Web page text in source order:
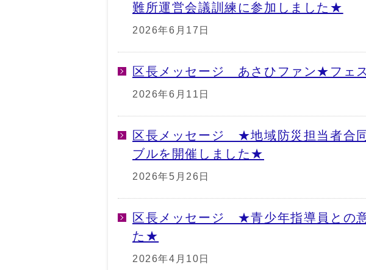
難所運営会議訓練に参加しました★
2026年6月17日
区長メッセージ あさひファン★フェ
2026年6月11日
区長メッセージ ★地域防災担当者合
ブルを開催しました★
2026年5月26日
区長メッセージ ★青少年指導員との
た★
2026年4月10日